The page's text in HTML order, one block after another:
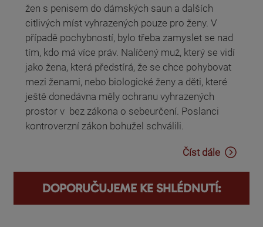
žen s penisem do dámských saun a dalších
citlivých míst vyhrazených pouze pro ženy. V
případě pochybností, bylo třeba zamyslet se nad
tím, kdo má více práv. Nalíčený muž, který se vidí
jako žena, která předstírá, že se chce pohybovat
mezi ženami, nebo biologické ženy a děti, které
ještě donedávna měly ochranu vyhrazených
prostor v bez zákona o sebeurčení. Poslanci
kontroverzní zákon bohužel schválili.
Číst dále
DOPORUČUJEME KE SHLÉDNUTÍ: